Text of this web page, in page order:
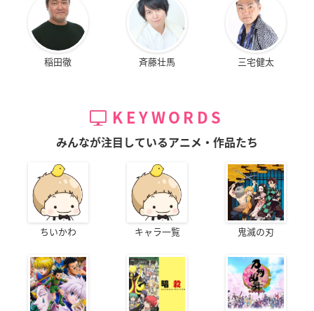
稲田徹 斉藤壮馬 三宅健太
KEYWORDS
みんなが注目しているアニメ・作品たち
ちいかわ キャラ一覧 鬼滅の刃